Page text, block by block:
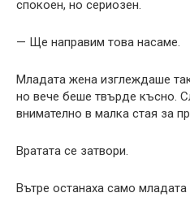
спокоен, но сериозен.
— Ще направим това насаме.
Младата жена изглеждаше
но вече беше твърде късно.
внимателно в малка стая за
Вратата се затвори.
Вътре останаха само младата